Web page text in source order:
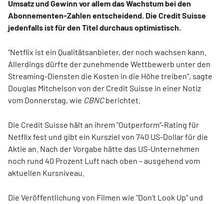
Umsatz und Gewinn vor allem das Wachstum bei den
Abonnementen-Zahlen entscheidend. Die Credit Suisse
jedenfalls ist für den Titel durchaus optimistisch.
"Netflix ist ein Qualitätsanbieter, der noch wachsen kann.
Allerdings dürfte der zunehmende Wettbewerb unter den
Streaming-Diensten die Kosten in die Höhe treiben", sagte
Douglas Mitchelson von der Credit Suisse in einer Notiz
vom Donnerstag, wie CBNCberichtet.
Die Credit Suisse hält an ihrem "Outperform"-Rating für
Netflix fest und gibt ein Kursziel von 740 US-Dollar für die
Aktie an. Nach der Vorgabe hätte das US-Unternehmen
noch rund 40 Prozent Luft nach oben – ausgehend vom
aktuellen Kursniveau.
Die Veröffentlichung von Filmen wie "Don't Look Up" und